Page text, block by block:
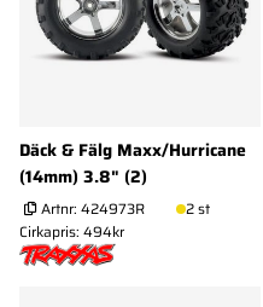
Däck & Fälg Maxx/Hurricane
(14mm) 3.8" (2)
Artnr: 424973R
2 st
Cirkapris: 494kr